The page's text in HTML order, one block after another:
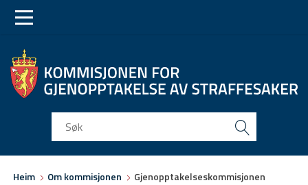
to
to
Heim Om kommisjonen Gjenopptakelseskommisjonen